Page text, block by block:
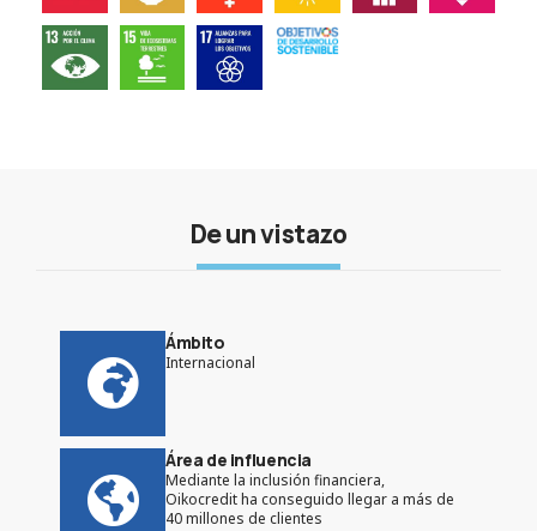
De un vistazo
Ámbito
Internacional
Área de influencia
Mediante la inclusión financiera,
Oikocredit ha conseguido llegar a más de
40 millones de clientes